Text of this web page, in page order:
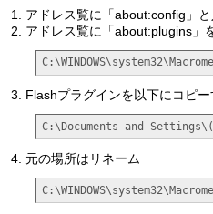
アドレス覧に「about:config」
アドレス覧に「about:plugins」
Flashプラグインを以下にコピー
C:\Documents and
元の場所はリネーム